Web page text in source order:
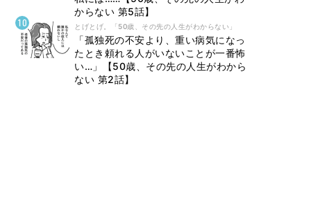
からない 第5話】
とげとげ。「50歳、その先の人生がわからない」
「孤独死の不安より、重い病気になっ
たとき頼れる人がいないことが一番怖
い…」【50歳、その先の人生がわから
ない 第2話】